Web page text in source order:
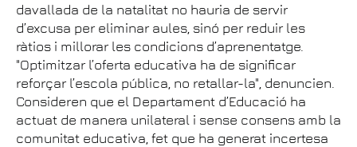
davallada de la natalitat no hauria de servir
d’excusa per eliminar aules, sinó per reduir les
ràtios i millorar les condicions d’aprenentatge.
"Optimitzar l’oferta educativa ha de significar
reforçar l’escola pública, no retallar-la", denuncien.
Consideren que el Departament d’Educació ha
actuat de manera unilateral i sense consens amb la
comunitat educativa, fet que ha generat incertesa